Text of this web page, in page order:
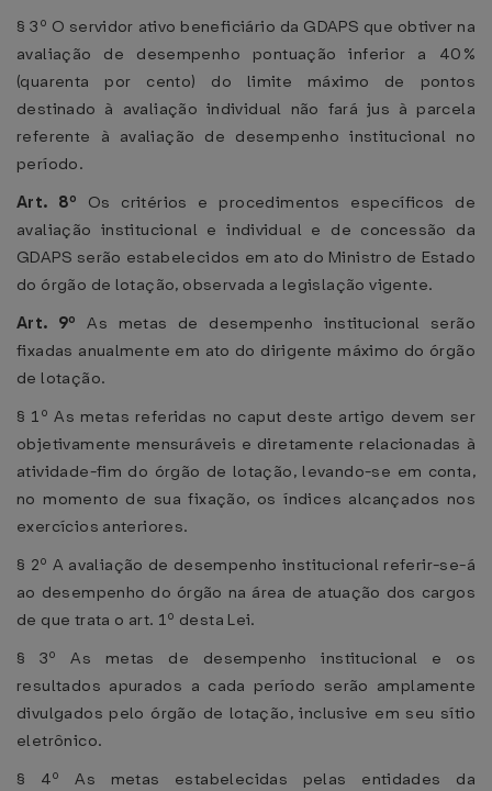
§ 3º O servidor ativo beneficiário da GDAPS que obtiver na
avaliação de desempenho pontuação inferior a 40%
(quarenta por cento) do limite máximo de pontos
destinado à avaliação individual não fará jus à parcela
referente à avaliação de desempenho institucional no
período.
Art. 8º Os critérios e procedimentos específicos de
avaliação institucional e individual e de concessão da
GDAPS serão estabelecidos em ato do Ministro de Estado
do órgão de lotação, observada a legislação vigente.
Art. 9ºAs metas de desempenho institucional serão
fixadas anualmente em ato do dirigente máximo do órgão
de lotação.
§ 1º As metas referidas no caput deste artigo devem ser
objetivamente mensuráveis e diretamente relacionadas à
atividade-fim do órgão de lotação, levando-se em conta,
no momento de sua fixação, os índices alcançados nos
exercícios anteriores.
§ 2º A avaliação de desempenho institucional referir-se-á
ao desempenho do órgão na área de atuação dos cargos
de que trata o art. 1º desta Lei.
§ 3º As metas de desempenho institucional e os
resultados apurados a cada período serão amplamente
divulgados pelo órgão de lotação, inclusive em seu sítio
eletrônico.
§ 4º As metas estabelecidas pelas entidades da